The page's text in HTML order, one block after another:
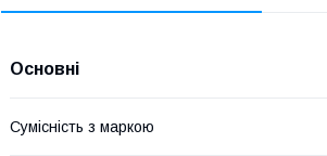
Основні
Сумісність з маркою